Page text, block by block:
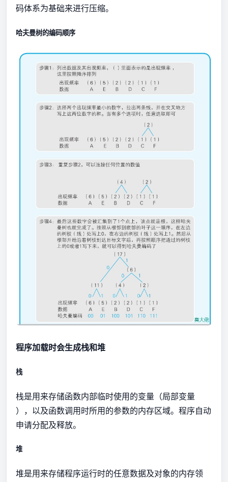
码体系为基础来进行压缩。
哈夫曼树的编码顺序
程序加载时会生成栈和堆
栈
栈是用来存储函数内部临时使用的变量（局部变量
），以及函数调用时所用的参数的内存区域。程序自动
申请分配及释放。
堆
堆是用来存储程序运行时的任意数据及对象的内存领